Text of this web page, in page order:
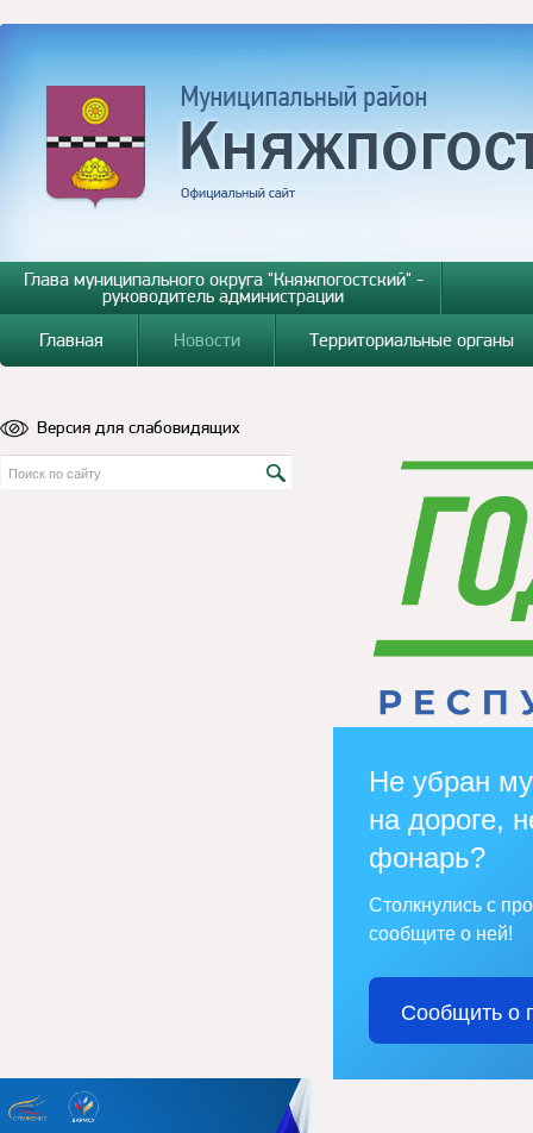
Глава муниципального округа "Княжпогостский" -
руководитель администрации
Главная
Новости Территориальные органы
Версия для слабовидящих
Не убран
на дороге,
фонарь?
Столкнулись с
сообщите о ней!
Сообщить о